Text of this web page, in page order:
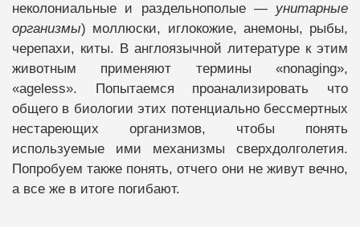
неколониальные и раздельнополые — унитарные
организмы) моллюски, иглокожие, анемоны, рыбы,
черепахи, киты. В англоязычной литературе к этим
животным применяют термины «nonaging»,
«ageless». Попытаемся проанализировать что
общего в биологии этих потенциально бессмертных
нестареющих организмов, чтобы понять
используемые ими механизмы сверхдолголетия.
Попробуем также понять, отчего они не живут вечно,
а все же в итоге погибают.